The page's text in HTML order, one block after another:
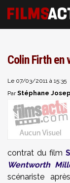
Colin Firth en
Le 07/03/2011 à 15:35
ParStéphane
contrat du film
Wentworth
scénariste